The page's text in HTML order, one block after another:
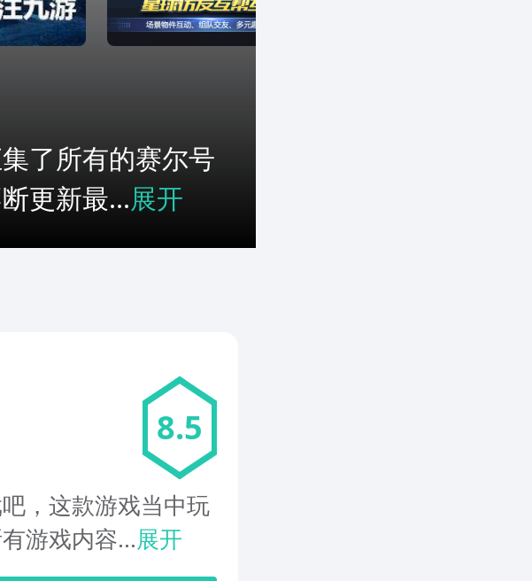
了所有的赛尔号
更新最...展开
8.5
，这款游戏当中玩
游戏内容...展开